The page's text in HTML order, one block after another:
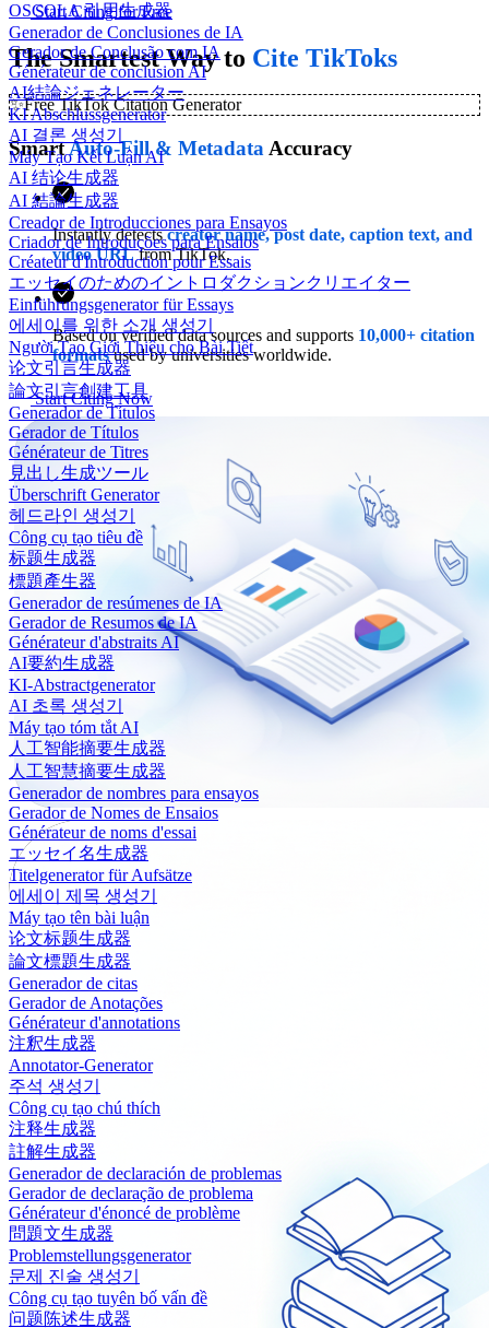
OSCOLA 引用生成器
Generador de Conclusiones de IA
Gerador de Conclusão com IA
Générateur de conclusion AI
AI結論ジェネレーター
KI Abschlussgenerator
AI 결론 생성기
Máy Tạo Kết Luận AI
AI 结论生成器
AI 結論生成器
Creador de Introducciones para Ensayos
Criador de Introduções para Ensaios
Créateur d'Introduction pour Essais
エッセイのためのイントロダクションクリエイター
Einführungsgenerator für Essays
에세이를 위한 소개 생성기
Người Tạo Giới Thiệu cho Bài Tiết
论文引言生成器
論文引言創建工具
Generador de Títulos
Gerador de Títulos
Générateur de Titres
見出し生成ツール
Überschrift Generator
헤드라인 생성기
Công cụ tạo tiêu đề
标题生成器
標題產生器
Generador de resúmenes de IA
Gerador de Resumos de IA
Générateur d'abstraits AI
AI要約生成器
KI-Abstractgenerator
AI 초록 생성기
Máy tạo tóm tắt AI
人工智能摘要生成器
人工智慧摘要生成器
Generador de nombres para ensayos
Gerador de Nomes de Ensaios
Générateur de noms d'essai
エッセイ名生成器
Titelgenerator für Aufsätze
에세이 제목 생성기
Máy tạo tên bài luận
论文标题生成器
論文標題生成器
Generador de citas
Gerador de Anotações
Générateur d'annotations
注釈生成器
Annotator-Generator
주석 생성기
Công cụ tạo chú thích
注释生成器
註解生成器
Generador de declaración de problemas
Gerador de declaração de problema
Générateur d'énoncé de problème
問題文生成器
Problemstellungsgenerator
문제 진술 생성기
Công cụ tạo tuyên bố vấn đề
问题陈述生成器
Start Citing for Free
The Smartest Way to Cite TikToks
✨Free TikTok Citation Generator
SmartAuto-Fill & Metadata Accuracy
Instantly detectscreator name, post date, caption text, and
video URLfrom TikTok.
Based on verified data sources and supports 10,000+ citation
formatsused by universities worldwide.
Start Citing Now